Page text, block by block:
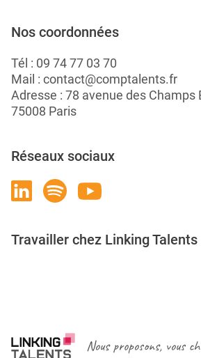
Nos coordonnées
Tél : 09 74 77 03 70
Mail : contact@comptalents.fr
Adresse : 78 avenue des Champs
75008 Paris
Réseaux sociaux
Travailler chez Linking Talents
Nous proposons, vous